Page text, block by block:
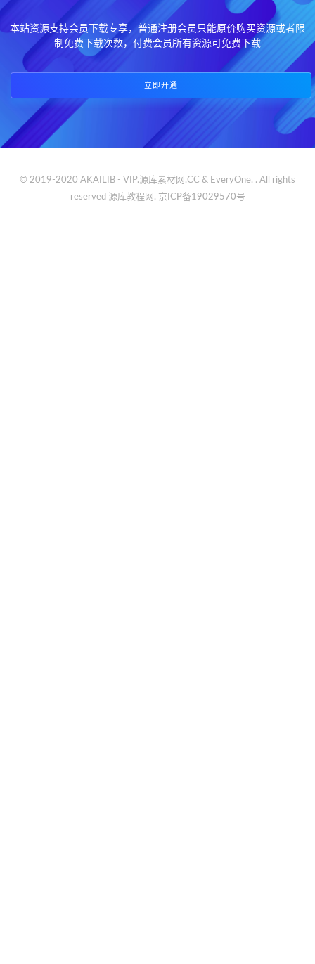
本站资源支持会员下载专享，普通注册会员只能原价购买资源或者限
制免费下载次数，付费会员所有资源可免费下载
立即开通
© 2019-2020 AKAILIB - VIP.源库素材网.CC & EveryOne. . All rights
reserved 源库教程网. 京ICP备19029570号